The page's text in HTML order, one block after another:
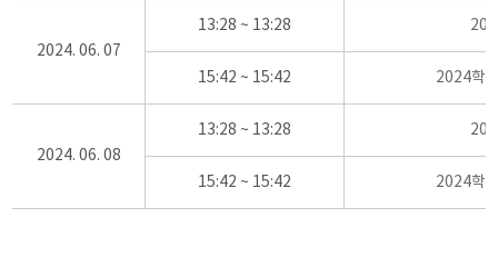
2024. 06. 07
13:28 ~ 13:28
15:42 ~ 15:42 2024학
2024. 06. 08
13:28 ~ 13:28
15:42 ~ 15:42 2024학